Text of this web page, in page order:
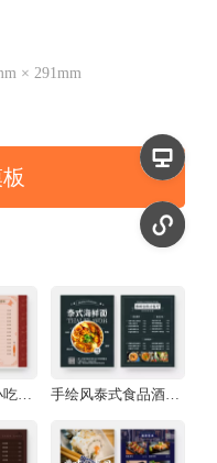
× 291mm
简约特色烧烤小吃食品酒水单 手绘风泰式食品酒水单